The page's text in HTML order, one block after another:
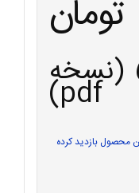
تومان
(نسخه
pdf)
از این محصول بازدید کرده